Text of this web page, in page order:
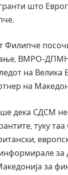
што
Филипче
ВМРО-
на Велика
на
дека СДСМ не
туку
за
за